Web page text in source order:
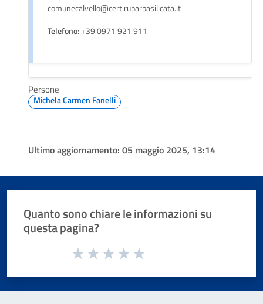
comunecalvello@cert.ruparbasilicata.it
Telefono: +39 0971 921 911
Persone
Michela Carmen Fanelli
Ultimo aggiornamento: 05 maggio 2025, 13:14
Quanto sono chiare le informazioni su
questa pagina?
Valuta da 1 a 5 stelle la pagina